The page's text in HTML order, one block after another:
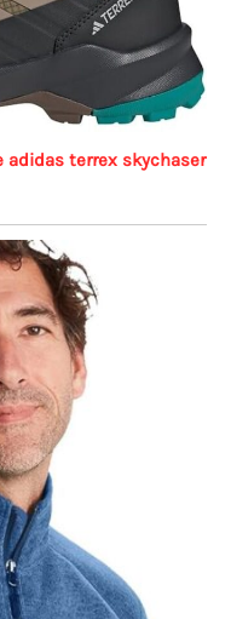
adidas terrex skychaser